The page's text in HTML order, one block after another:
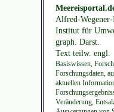
Alfred-
Institut für
graph. Darst.
Text teilw. engl.
Basiswissen,
Forschungsdaten,
aktuellen
Veränderung,